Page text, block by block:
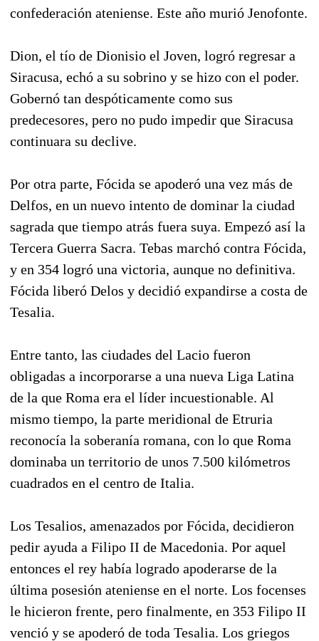
confederación ateniense. Este año murió Jenofonte.
Dion, el tío de Dionisio el Joven, logró regresar a
Siracusa, echó a su sobrino y se hizo con el poder.
Gobernó tan despóticamente como sus
predecesores, pero no pudo impedir que Siracusa
continuara su declive.
Por otra parte, Fócida se apoderó una vez más de
Delfos, en un nuevo intento de dominar la ciudad
sagrada que tiempo atrás fuera suya. Empezó así la
Tercera Guerra Sacra. Tebas marchó contra Fócida,
y en 354 logró una victoria, aunque no definitiva.
Fócida liberó Delos y decidió expandirse a costa de
Tesalia.
Entre tanto, las ciudades del Lacio fueron
obligadas a incorporarse a una nueva Liga Latina
de la que Roma era el líder incuestionable. Al
mismo tiempo, la parte meridional de Etruria
reconocía la soberanía romana, con lo que Roma
dominaba un territorio de unos 7.500 kilómetros
cuadrados en el centro de Italia.
Los Tesalios, amenazados por Fócida, decidieron
pedir ayuda a Filipo II de Macedonia. Por aquel
entonces el rey había logrado apoderarse de la
última posesión ateniense en el norte. Los focenses
le hicieron frente, pero finalmente, en 353 Filipo II
venció y se apoderó de toda Tesalia. Los griegos